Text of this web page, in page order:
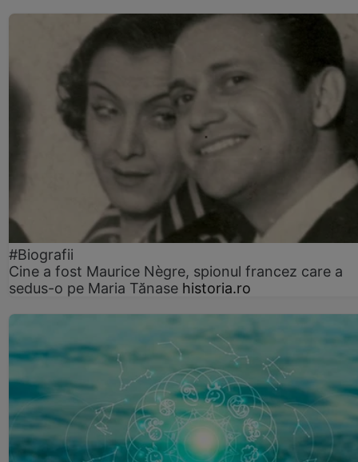
#Biografii
Cine a fost Maurice Nègre, spionul francez care a
sedus-o pe Maria Tănase historia.ro